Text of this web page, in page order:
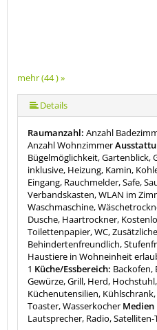
mehr (44 ) »
mehr (44 ) »
mehr (44 ) »
mehr (44 ) »
mehr (44 ) »
mehr (44 ) »
mehr (44 ) »
mehr (44 ) »
mehr (44 ) »
mehr (44 ) »
mehr (44 ) »
mehr (44 ) »
mehr (44 ) »
mehr (44 ) »
mehr (44 ) »
mehr (44 ) »
mehr (44 ) »
mehr (44 ) »
mehr (44 ) »
mehr (44 ) »
mehr (44 ) »
mehr (44 ) »
mehr (44 ) »
mehr (44 ) »
mehr (44 ) »
mehr (44 ) »
mehr (44 ) »
mehr (44 ) »
mehr (44 ) »
mehr (44 ) »
mehr (44 ) »
mehr (44 ) »
mehr (44 ) »
mehr (44 ) »
mehr (44 ) »
mehr (44 ) »
mehr (44 ) »
mehr (44 ) »
mehr (44 ) »
mehr (44 ) »
mehr (44 ) »
Details
Raumanzahl: Anzahl
Anzahl Wohnzimmer
Bügelmöglichkeit, Gartenblick,
inklusive, Heizung, Kamin,
Eingang, Rauchmelder, Safe,
Verbandskasten, WLAN im
Waschmaschine,
Dusche, Haartrockner,
Toilettenpapier, WC,
Behindertenfreundlich,
Haustiere in Wohneinheit
1 Küche/Essbereich: Backofen,
Gewürze, Grill, Herd,
Küchenutensilien,
Toaster, Wasserkocher Medien
Lautsprecher, Radio, Satelliten-